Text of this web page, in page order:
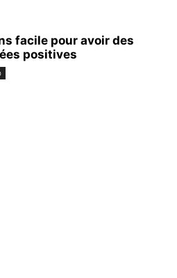
facile pour avoir des
positives